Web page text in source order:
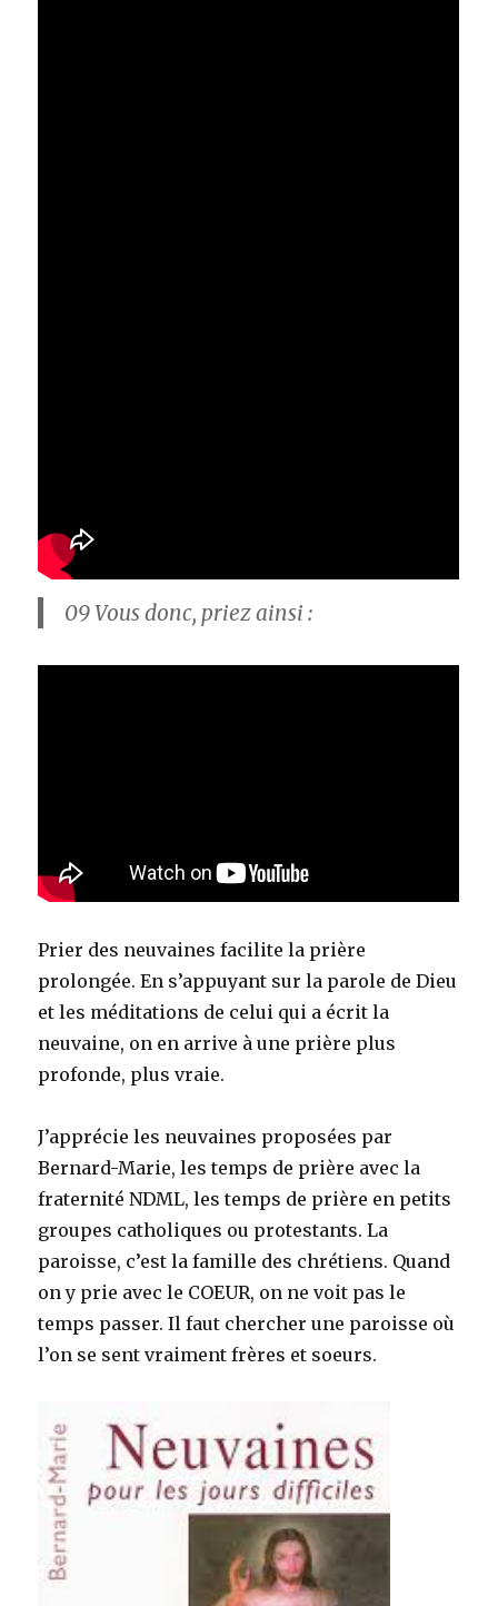
09Vous donc, priez ainsi :
Prier des neuvaines facilite la prière
prolongée. En s’appuyant sur la parole de Dieu
et les méditations de celui qui a écrit la
neuvaine, on en arrive à une prière plus
profonde, plus vraie.
J’apprécie les neuvaines proposées par
Bernard-Marie, les temps de prière avec la
fraternité NDML, les temps de prière en petits
groupes catholiques ou protestants. La
paroisse, c’est la famille des chrétiens. Quand
on y prie avec le COEUR, on ne voit pas le
temps passer. Il faut chercher une paroisse où
l’on se sent vraiment frères et soeurs.